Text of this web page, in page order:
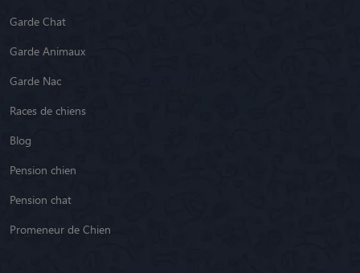
Garde Chat
Garde Animaux
Garde Nac
Races de chiens
Blog
Pension chien
Pension chat
Promeneur de Chien